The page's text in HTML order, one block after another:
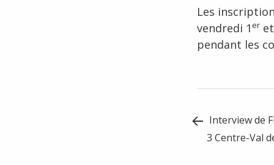
Les
vendredi 1er
pendant les
Post
navigation
Interview de
3 Centre-Val